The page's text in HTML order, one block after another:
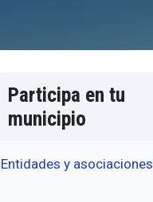
Participa en tu
municipio
Entidades y asociaciones